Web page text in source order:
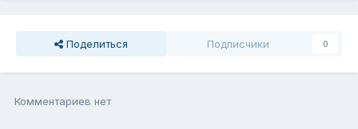
Поделиться Подписчики 0
Комментариев нет